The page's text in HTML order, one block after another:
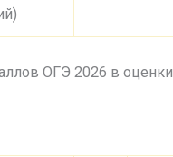
ОГЭ 2026 в оценки